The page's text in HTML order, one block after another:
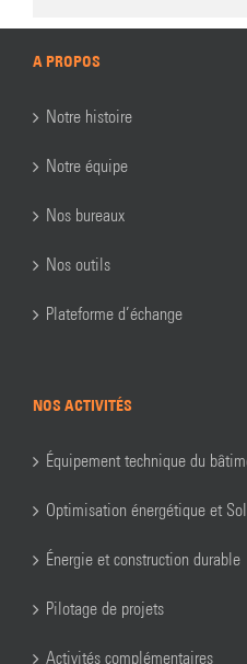
A PROPOS
Notre histoire
Notre équipe
Nos bureaux
Nos outils
Plateforme d’échange
NOS ACTIVITÉS
Équipement technique du
Optimisation énergétique et
Énergie et construction durable
Pilotage de projets
Activités complémentaires